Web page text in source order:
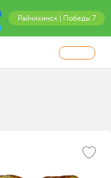
Райчихинск | Победы 7